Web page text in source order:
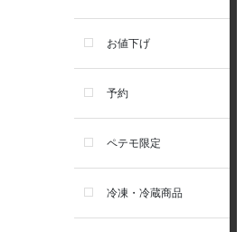
リガロ
ソルビダ
フィジカライフ
お値下げ
予約
ペテモ限定
冷凍・冷蔵商品